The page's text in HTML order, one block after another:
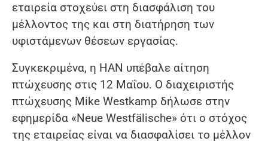
εταιρεία στοχεύει στη διασφάλιση του
μέλλοντος της και στη διατήρηση των
υφιστάμενων θέσεων εργασίας.
Συγκεκριμένα, η HAN υπέβαλε αίτηση
πτώχευσης στις 12 Μαΐου. Ο διαχειριστής
πτώχευσης Mike Westkamp δήλωσε στην
εφημερίδα «Neue Westfälische» ότι ο στόχος
της εταιρείας είναι να διασφαλίσει το μέλλον